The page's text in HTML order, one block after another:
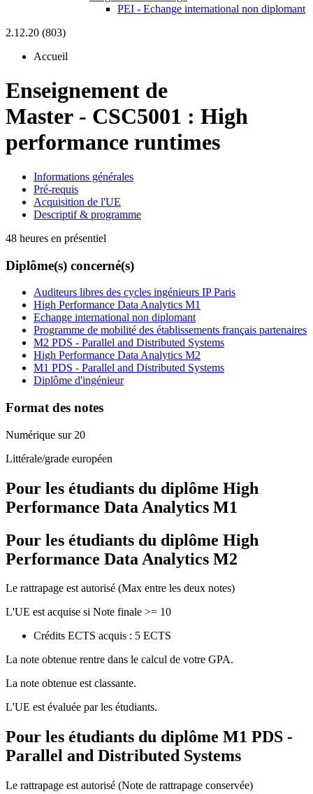
PEI - Echange international non diplomant
2.12.20 (803)
Accueil
Enseignement de
Master - CSC5001 : High
performance runtimes
Informations générales
Pré-requis
Acquisition de l'UE
Descriptif & programme
48 heures en présentiel
Diplôme(s) concerné(s)
Auditeurs libres des cycles ingénieurs IP Paris
High Performance Data Analytics M1
Echange international non diplomant
Programme de mobilité des établissements français partenaires
M2 PDS - Parallel and Distributed Systems
High Performance Data Analytics M2
M1 PDS - Parallel and Distributed Systems
Diplôme d'ingénieur
Format des notes
Numérique sur 20
Littérale/grade européen
Pour les étudiants du diplôme High
Performance Data Analytics M1
Pour les étudiants du diplôme High
Performance Data Analytics M2
Le rattrapage est autorisé (Max entre les deux notes)
L'UE est acquise si Note finale >= 10
Crédits ECTS acquis : 5 ECTS
La note obtenue rentre dans le calcul de votre GPA.
La note obtenue est classante.
L'UE est évaluée par les étudiants.
Pour les étudiants du diplôme M1 PDS -
Parallel and Distributed Systems
Le rattrapage est autorisé (Note de rattrapage conservée)